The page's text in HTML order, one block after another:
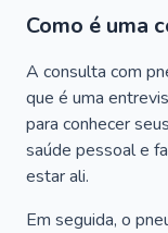
Como é uma
A consulta com
que é uma
para conhecer
saúde pessoal e
estar ali.
Em seguida, o